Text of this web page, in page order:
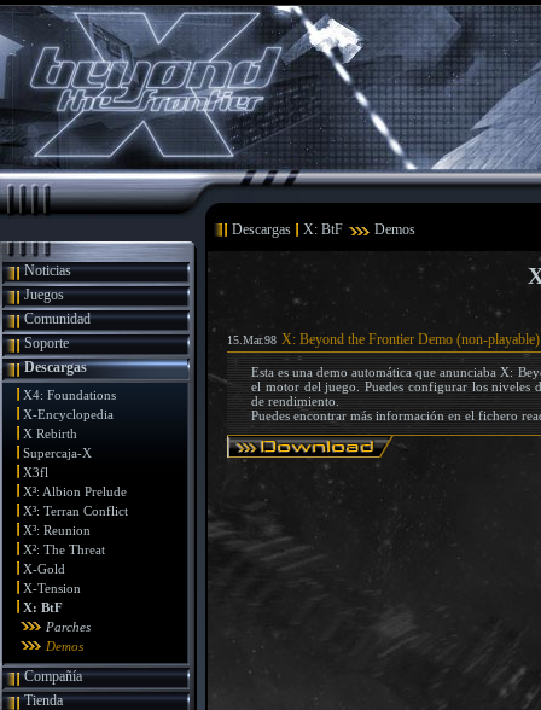
Descargas X: BtF Demos
Noticias
Juegos
Comunidad
Soporte
Descargas
X4: Foundations
X-Encyclopedia
X Rebirth
Supercaja-X
X3fl
X³: Albion Prelude
X³: Terran Conflict
X³: Reunion
X²: The Threat
X-Gold
X-Tension
X: BtF
Parches
Demos
Compañía
Tienda
15.Mar.98 X: Beyond the Frontier Demo (non-playable)
Esta es una demo automática que anunciaba X:
el motor del juego. Puedes configurar los niveles
de rendimiento.
Puedes encontrar más información en el fichero